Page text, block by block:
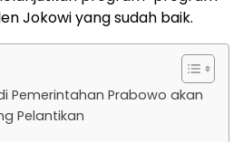
Jokowi yang sudah baik.
Pemerintahan Prabowo akan
Pelantikan